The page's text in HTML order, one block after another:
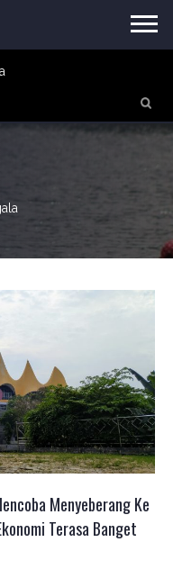
Menyeberang Ke
Terasa Banget